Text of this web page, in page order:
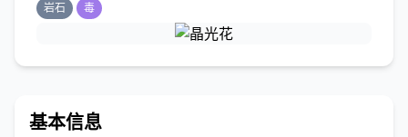
岩石 毒
基本信息